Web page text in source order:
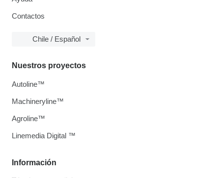
Contactos
Chile / Español
Información
Nuestros proyectos
Autoline™
Machineryline™
Agroline™
Linemedia Digital ™